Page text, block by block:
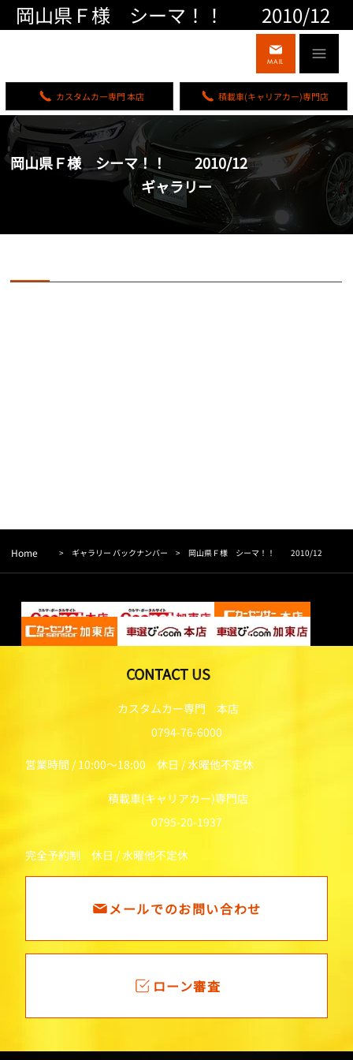
積載車(キャリアカー)専門店
カスタムカー専門 本店
MAIL
岡山県Ｆ様 シーマ！！ 2010/12
岡山県Ｆ様 シーマ！！ 2010/12
ギャラリー
Home > ギャラリー バックナンバー >岡山県Ｆ様 シーマ！！ 2010/12
ローン審査
メールでのお問い合わせ
積載車(キャリアカー)専門店
0795-20-1937
完全予約制 休日 / 水曜他不定休
カスタムカー専門 本店
0794-76-6000
営業時間 / 10:00～18:00 休日 / 水曜他不定休
CONTACT US